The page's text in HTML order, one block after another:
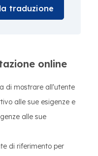
traduzione
online
di mostrare all'utente
alle sue esigenze e
alle sue
di riferimento per